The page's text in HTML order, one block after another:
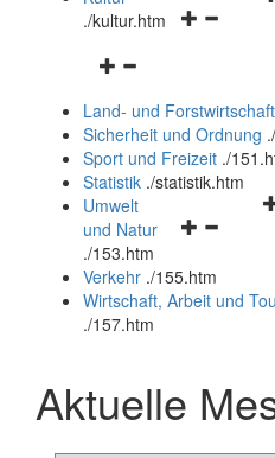
./kultur.htm
Navigationsmenü
und
schließen
Land- und Forstwirtschaft
Sicherheit und Ordnung .
Sport und Freizeit ./
Statistik ./statistik.htm
und
schließen
Umwelt
und Natur
./153.htm
Verkehr ./155.htm
Wirtschaft, Arbeit und
./157.htm
Aktuelle